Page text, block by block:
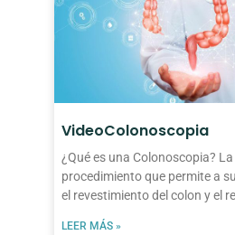
VideoColonoscopia
¿Qué es una Colonoscopia?
procedimiento que permite a
el revestimiento del colon y el
LEER MÁS »